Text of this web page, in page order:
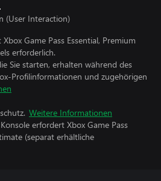
(User Interaction)
Game Pass Essential, Premium
erforderlich.
Sie starten, erhalten während des
Profilinformationen und zugehörigen
Weitere Informationen
erfordert Xbox Game Pass
(separat erhältliche